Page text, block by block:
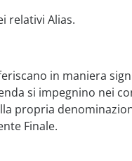
relativi Alias.
in maniera
si impegnino nei
propria
Finale.